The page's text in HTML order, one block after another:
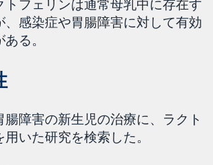
トフェリンは通常母乳中に存在す
、感染症や胃腸障害に対して有効
る。
腸障害の新生児の治療に、ラクト
いた研究を検索した。